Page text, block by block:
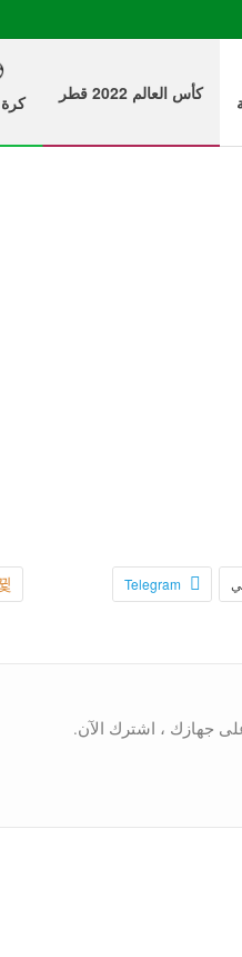
كأس العالم 2022 قطر
Telegram
جهازك ، اشترك الآن.